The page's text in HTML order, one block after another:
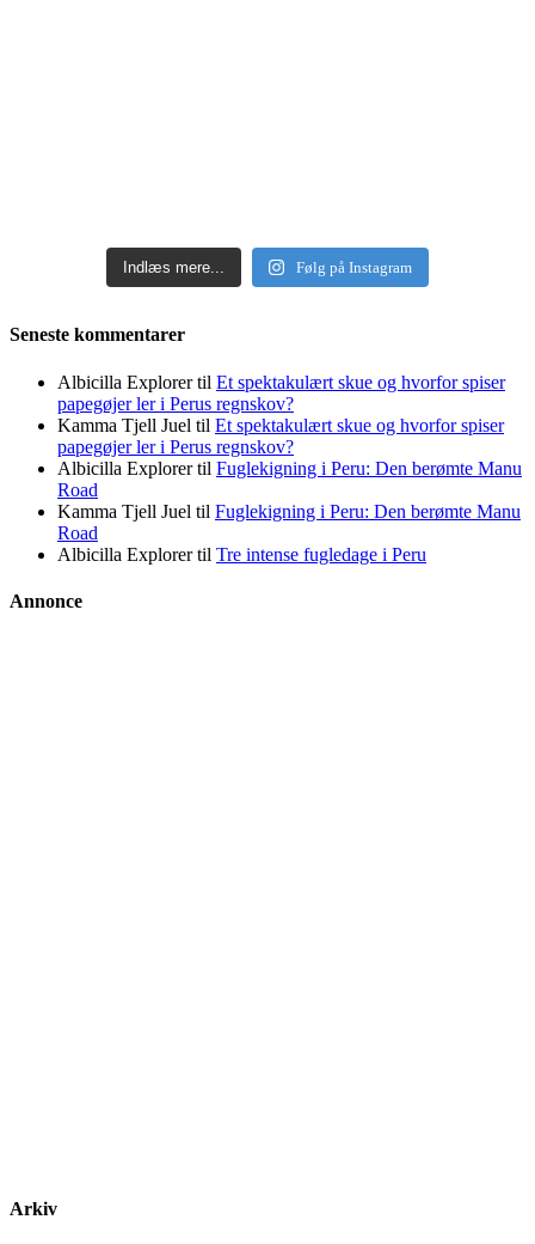
Indlæs mere... Følg på Instagram
Seneste kommentarer
Albicilla Explorertil Et spektakulært skue og hvorfor spiser
papegøjer ler i Perus regnskov?
Kamma Tjell Juel til Et spektakulært skue og hvorfor spiser
papegøjer ler i Perus regnskov?
Albicilla Explorertil Fuglekigning i Peru: Den berømte Manu
Road
Kamma Tjell Juel til Fuglekigning i Peru: Den berømte Manu
Road
Albicilla Explorertil Tre intense fugledage i Peru
Annonce
Arkiv